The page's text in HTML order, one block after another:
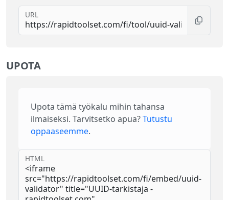
URL
UPOTA
Upota tämä työkalu mihin tahansa
ilmaiseksi. Tarvitsetko apua?Tutustu
oppaaseemme.
HTML